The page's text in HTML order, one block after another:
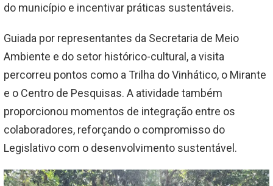
do município e incentivar práticas sustentáveis.
Guiada por representantes da Secretaria de Meio
Ambiente e do setor histórico-cultural, a visita
percorreu pontos como a Trilha do Vinhático, o Mirante
e o Centro de Pesquisas. A atividade também
proporcionou momentos de integração entre os
colaboradores, reforçando o compromisso do
Legislativo com o desenvolvimento sustentável.